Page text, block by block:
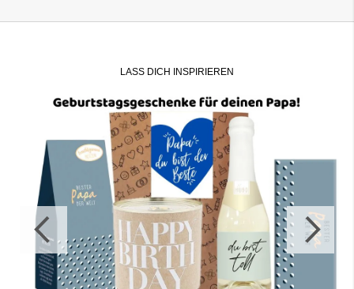
LASS DICH INSPIRIEREN